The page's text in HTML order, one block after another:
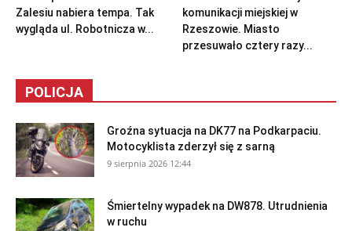
Zalesiu nabiera tempa. Tak
wygląda ul. Robotnicza w...
komunikacji miejskiej w
Rzeszowie. Miasto
przesuwało cztery razy...
POLICJA
Groźna sytuacja na DK77 na Podkarpaciu.
Motocyklista zderzył się z sarną
9 sierpnia 2026 12:44
Śmiertelny wypadek na DW878. Utrudnienia
w ruchu